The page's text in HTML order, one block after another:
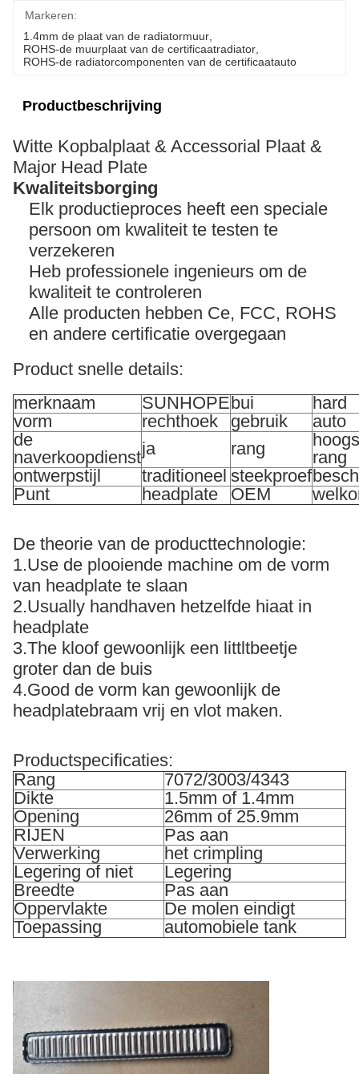
Markeren:
1.4mm de plaat van de radiatormuur
ROHS-de muurplaat van de certificaatradiator
ROHS-de radiatorcomponenten van de certificaatauto
Productbeschrijving
Witte Kopbalplaat & Accessorial Plaat &
Major Head Plate
Kwaliteitsborging
Elk productieproces heeft een speciale
persoon om kwaliteit te testen te
verzekeren
Heb professionele ingenieurs om de
kwaliteit te controleren
Alle producten hebben Ce, FCC, ROHS
en andere certificatie overgegaan
Product snelle details:
merknaam
SUNHOPEbui
hard
vorm
rechthoek gebruik
auto
de
naverkoopdienstja rang
rang
ontwerpstijl
traditioneel steekproef
Punt
headplate OEM
De theorie van de producttechnologie:
1.Use de plooiende machine om de vorm
van headplate te slaan
2.Usually handhaven hetzelfde hiaat in
headplate
3.The kloof gewoonlijk een littltbeetje
groter dan de buis
4.Good de vorm kan gewoonlijk de
headplatebraam vrij en vlot maken.
Productspecificaties:
Rang
7072/3003/4343
Dikte
1.5mm of 1.4mm
Opening
26mm of 25.9mm
RIJEN
Pas aan
Verwerking
het crimpling
Legering of niet
Legering
Breedte
Pas aan
Oppervlakte
De molen eindigt
Toepassing
automobiele tank